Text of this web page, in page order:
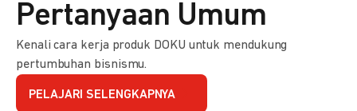
Pertanyaan Umum
Kenali cara kerja produk DOKU untuk mendukung
pertumbuhan bisnismu.
PELAJARI SELENGKAPNYA